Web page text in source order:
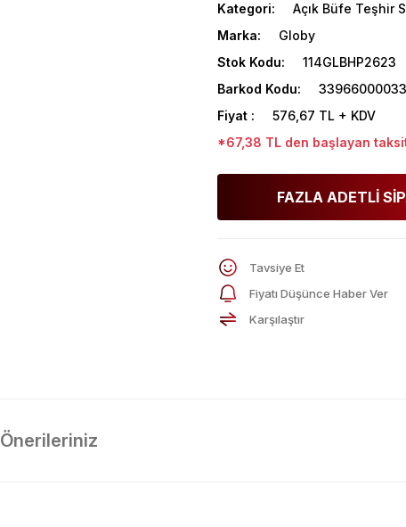
Kategori
Açık Büfe Teşhir
Marka
Globy
Stok Kodu
114GLBHP2623
Barkod Kodu
Fiyat
576,67 TL + KDV
*67,38 TL den başlayan
FAZLA ADETLİ
Tavsiye Et
Fiyatı Düşünce Haber Ver
Karşılaştır
Önerileriniz